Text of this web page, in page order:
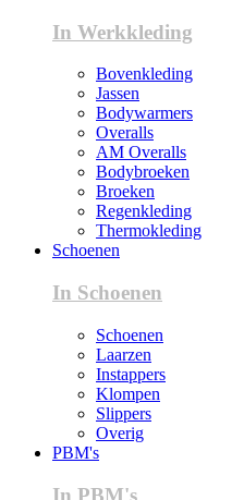
In Werkkleding
Bovenkleding
Jassen
Bodywarmers
Overalls
AM Overalls
Bodybroeken
Broeken
Regenkleding
Thermokleding
Schoenen
In Schoenen
Schoenen
Laarzen
Instappers
Klompen
Slippers
Overig
PBM's
In PBM's